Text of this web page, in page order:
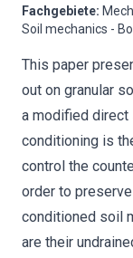
Fachgebiete:
Soil mechanics -
This paper
out on granular
a modified direct
conditioning is
control the
order to
conditioned soil
are their